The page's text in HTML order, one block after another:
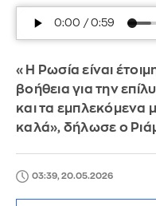
«Η Ρωσία είναι
βοήθεια για την
και τα εμπλεκόμενα
καλά», δήλωσε ο
03:39, 20.05.2026